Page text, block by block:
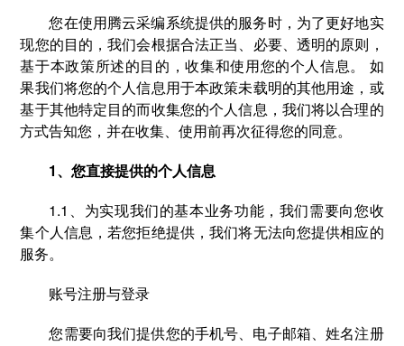
您在使用腾云采编系统提供的服务时，为了更好地实
现您的目的，我们会根据合法正当、必要、透明的原则，
基于本政策所述的目的，收集和使用您的个人信息。 如
果我们将您的个人信息用于本政策未载明的其他用途，或
基于其他特定目的而收集您的个人信息，我们将以合理的
方式告知您，并在收集、使用前再次征得您的同意。
1、您直接提供的个人信息
1.1、为实现我们的基本业务功能，我们需要向您收
集个人信息，若您拒绝提供，我们将无法向您提供相应的
服务。
账号注册与登录
您需要向我们提供您的手机号、电子邮箱、姓名注册